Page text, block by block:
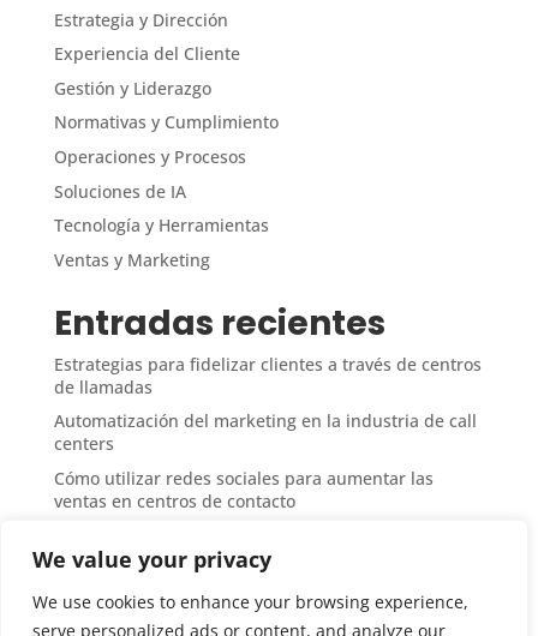
We value your privacy
We use cookies to enhance your browsing experience,
serve personalized ads or content, and analyze our
Estrategia y Dirección
Experiencia del Cliente
Gestión y Liderazgo
Normativas y Cumplimiento
Operaciones y Procesos
Soluciones de IA
Tecnología y Herramientas
Ventas y Marketing
Entradas recientes
Estrategias para fidelizar clientes a través de centros
de llamadas
Automatización del marketing en la industria de call
centers
Cómo utilizar redes sociales para aumentar las
ventas en centros de contacto
centers
Técnicas de upselling y cross-selling en atención
telefónica